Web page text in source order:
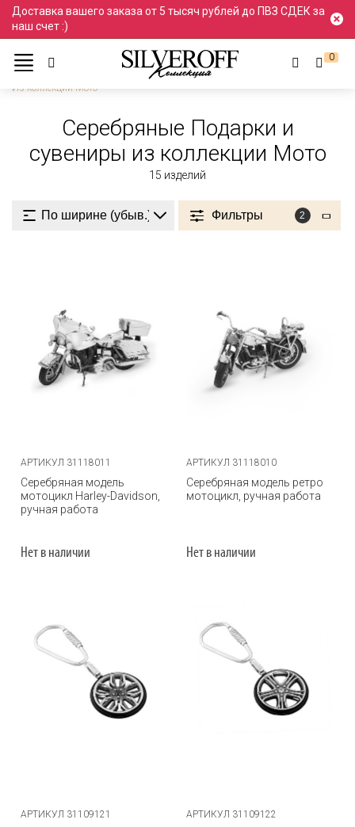
Доставка вашего заказа от 5 тысяч рублей до ПВЗ СДЕК за
наш счет :)
0
Ювелирные украшения
Подарки и сувениры
Из коллекции Мото
Серебряные Подарки и
сувениры из коллекции Мото
15 изделий
Фильтры 2
АРТИКУЛ 31118011
Серебряная модель
мотоцикл Harley-Davidson,
ручная работа
Нет в наличии
АРТИКУЛ 31118010
Серебряная модель ретро
мотоцикл, ручная работа
Нет в наличии
АРТИКУЛ 31109121 АРТИКУЛ 31109122